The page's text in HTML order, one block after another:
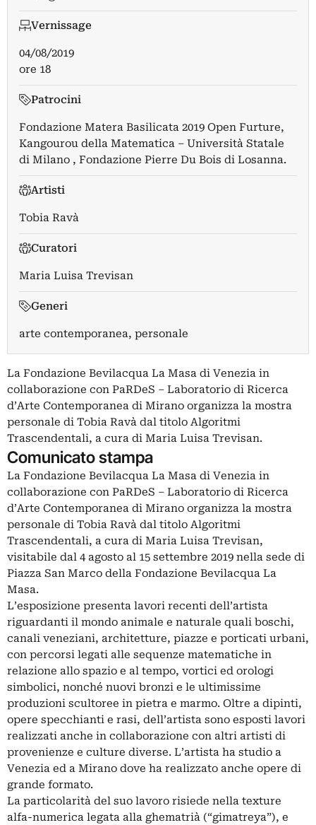
Vernissage
04/08/2019
ore 18
Patrocini
Fondazione Matera Basilicata 2019 Open Furture,
Kangourou della Matematica – Università Statale
di Milano , Fondazione Pierre Du Bois di Losanna.
Artisti
Tobia Ravà
Curatori
Maria Luisa Trevisan
Generi
arte contemporanea, personale
La Fondazione Bevilacqua La Masa di Venezia in
collaborazione con PaRDeS – Laboratorio di Ricerca
d’Arte Contemporanea di Mirano organizza la mostra
personale di Tobia Ravà dal titolo Algoritmi
Trascendentali, a cura di Maria Luisa Trevisan.
Comunicato stampa
La Fondazione Bevilacqua La Masa di Venezia in
collaborazione con PaRDeS – Laboratorio di Ricerca
d’Arte Contemporanea di Mirano organizza la mostra
personale di Tobia Ravà dal titolo Algoritmi
Trascendentali, a cura di Maria Luisa Trevisan,
visitabile dal 4 agosto al 15 settembre 2019 nella sede di
Piazza San Marco della Fondazione Bevilacqua La
Masa.
L’esposizione presenta lavori recenti dell’artista
riguardanti il mondo animale e naturale quali boschi,
canali veneziani, architetture, piazze e porticati urbani,
con percorsi legati alle sequenze matematiche in
relazione allo spazio e al tempo, vortici ed orologi
simbolici, nonché nuovi bronzi e le ultimissime
produzioni scultoree in pietra e marmo. Oltre a dipinti,
opere specchianti e rasi, dell’artista sono esposti lavori
realizzati anche in collaborazione con altri artisti di
provenienze e culture diverse. L’artista ha studio a
Venezia ed a Mirano dove ha realizzato anche opere di
grande formato.
La particolarità del suo lavoro risiede nella texture
alfa-numerica legata alla ghematrià (“gimatreya”), e